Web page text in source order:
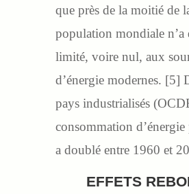
que près de la moitié de
population mondiale n’a
limité, voire nul, aux
d’énergie modernes. [5]
pays industrialisés
consommation
a doublé entre 1960 et
EFFETS